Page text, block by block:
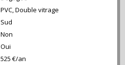
PVC, Double vitrage
Sud
Non
Oui
525 €/an